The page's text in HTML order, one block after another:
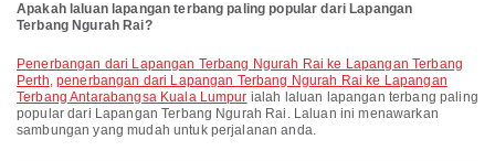
Apakah laluan lapangan terbang paling popular dari Lapangan
Terbang Ngurah Rai?
penerbangan dari Lapangan Terbang Ngurah Rai ke Lapangan Terbang
Perth, penerbangan dari Lapangan Terbang Ngurah Rai ke Lapangan
Terbang Antarabangsa Kuala Lumpur ialah laluan lapangan terbang paling
popular dari Lapangan Terbang Ngurah Rai. Laluan ini menawarkan
sambungan yang mudah untuk perjalanan anda.